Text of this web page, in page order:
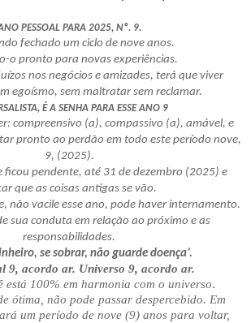
PESSOAL PARA 2025, Nº. 9.
fechado um ciclo de nove anos.
o pronto para novas experiências.
nos negócios e amizades, terá que viver
egoísmo, sem maltratar sem reclamar.
É A SENHA PARA ESSE ANO 9
compreensivo (a), compassivo (a), amável, e
pronto ao perdão em todo este período nove,
9, (2025).
ficou pendente, até 31 de dezembro (2025) e
que as coisas antigas se vão.
não vacile esse ano, pode haver internamento.
sua conduta em relação ao próximo e as
responsabilidades.
se sobrar, não guarde doença’.
9, acordo ar. Universo 9, acordo ar.
está 100% em harmonia com o universo.
ótima, não pode passar despercebido. Em
um período de nove (9) anos para voltar,